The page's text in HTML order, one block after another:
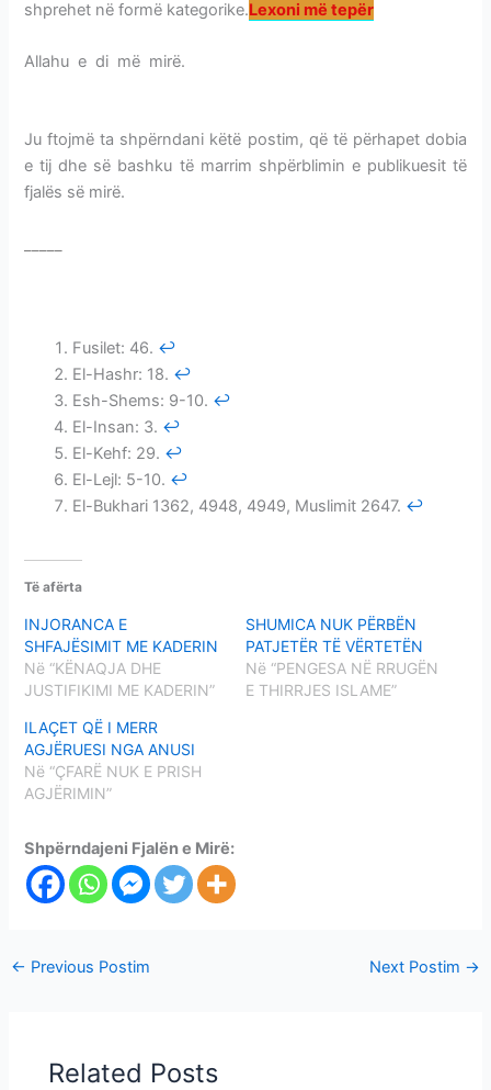
shprehet në formë kategorike.Lexoni më tepër
Allahu e di më mirë.
Ju ftojmë ta shpërndani këtë postim, që të përhapet dobia
e tij dhe së bashku të marrim shpërblimin e publikuesit të
fjalës së mirë.
Fusilet: 46. ↩
El-Hashr: 18. ↩
Esh-Shems: 9-10. ↩
El-Insan: 3. ↩
El-Kehf: 29. ↩
El-Lejl: 5-10. ↩
El-Bukhari 1362, 4948, 4949, Muslimit 2647. ↩
Të afërta
INJORANCA E
SHFAJËSIMIT ME KADERIN
Në “KËNAQJA DHE
JUSTIFIKIMI ME KADERIN”
SHUMICA NUK PËRBËN
PATJETËR TË VËRTETËN
Në “PENGESA NË RRUGËN
E THIRRJES ISLAME”
ILAÇET QË I MERR
AGJËRUESI NGA ANUSI
Në “ÇFARË NUK E PRISH
AGJËRIMIN”
Shpërndajeni Fjalën e Mirë:
← Previous Postim Next Postim →
Related Posts